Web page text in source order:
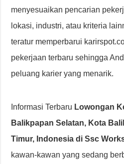
menyesuaikan pencarian
lokasi, industri, atau kriteria
teratur memperbarui
pekerjaan terbaru sehingga
peluang karier yang menarik.
Informasi Terbaru Lowongan
Balikpapan Selatan, Kota
Timur, Indonesia di Ssc
kawan-kawan yang sedang